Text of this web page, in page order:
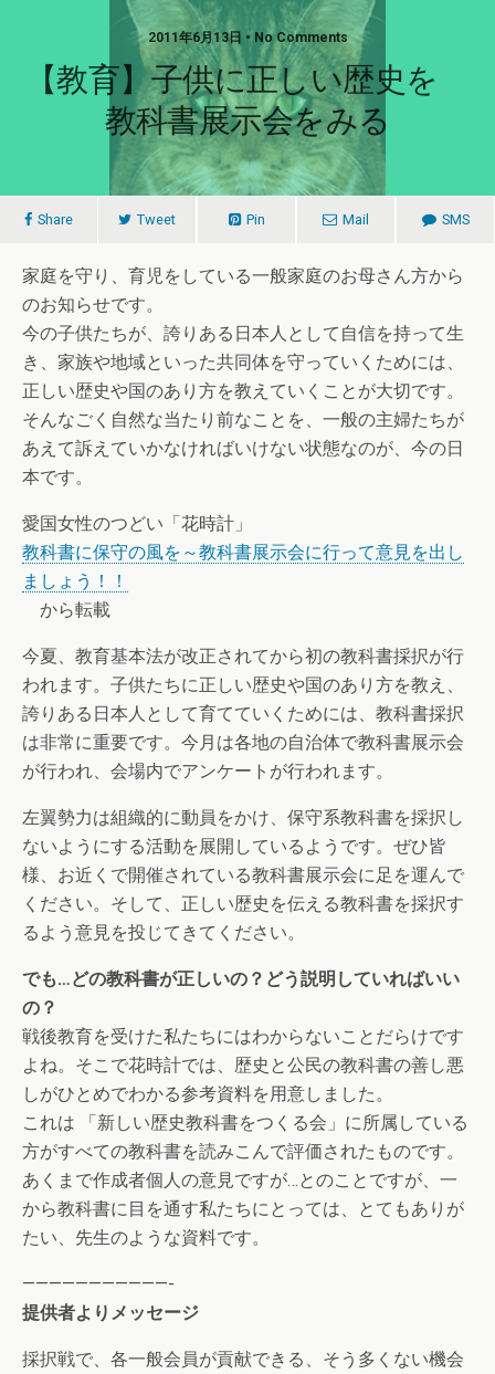
2011年6月13日 • No Comments
【教育】子供に正しい歴史を
教科書展示会をみる
Share Tweet Pin Mail SMS
家庭を守り、育児をしている一般家庭のお母さん方から
のお知らせです。
今の子供たちが、誇りある日本人として自信を持って生
き、家族や地域といった共同体を守っていくためには、
正しい歴史や国のあり方を教えていくことが大切です。
そんなごく自然な当たり前なことを、一般の主婦たちが
あえて訴えていかなければいけない状態なのが、今の日
本です。
愛国女性のつどい「花時計」
教科書に保守の風を～教科書展示会に行って意見を出し
ましょう！！
から転載
今夏、教育基本法が改正されてから初の教科書採択が行
われます。子供たちに正しい歴史や国のあり方を教え、
誇りある日本人として育てていくためには、教科書採択
は非常に重要です。今月は各地の自治体で教科書展示会
が行われ、会場内でアンケートが行われます。
左翼勢力は組織的に動員をかけ、保守系教科書を採択し
ないようにする活動を展開しているようです。ぜひ皆
様、お近くで開催されている教科書展示会に足を運んで
ください。そして、正しい歴史を伝える教科書を採択す
るよう意見を投じてきてください。
でも…どの教科書が正しいの？どう説明していればいい
の？
戦後教育を受けた私たちにはわからないことだらけです
よね。そこで花時計では、歴史と公民の教科書の善し悪
しがひとめでわかる参考資料を用意しました。
これは 「新しい歴史教科書をつくる会」に所属している
方がすべての教科書を読みこんで評価されたものです。
あくまで作成者個人の意見ですが…とのことですが、一
から教科書に目を通す私たちにとっては、とてもありが
たい、先生のような資料です。
———————————-
提供者よりメッセージ
採択戦で、各一般会員が貢献できる、そう多くない機会